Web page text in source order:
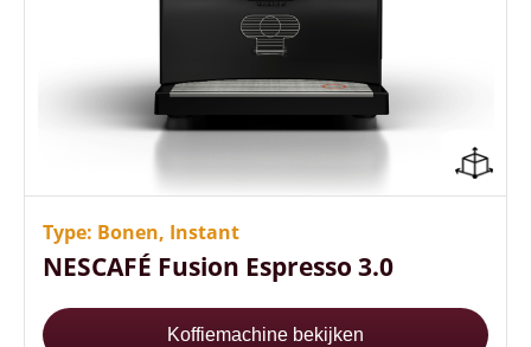
Optimale temperatuur vanaf het 1e kopje
Energiezuinige (A+ label)
Type: Bonen, Instant
NESCAFÉ Fusion Espresso 3.0
Koffiemachine bekijken